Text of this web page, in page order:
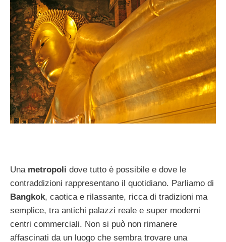
Una metropoli dove tutto è possibile e dove le
contraddizioni rappresentano il quotidiano. Parliamo di
Bangkok, caotica e rilassante, ricca di tradizioni ma
semplice, tra antichi palazzi reale e super moderni
centri commerciali. Non si può non rimanere
affascinati da un luogo che sembra trovare una